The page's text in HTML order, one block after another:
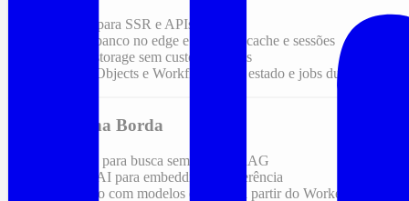
Workers para SSR e APIs
D1 para banco no edge e KV para cache e sessões
R2 para storage sem custo de egress
Durable Objects e Workflows para estado e jobs duráveis
IA e Busca na Borda
Vectorize para busca semântica e RAG
Workers AI para embeddings e inferência
Integração com modelos externos a partir do Worker